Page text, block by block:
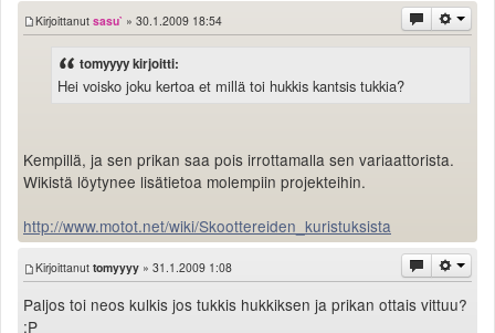
Kirjoittanut sasu` » 30.1.2009 18:54
tomyyyy kirjoitti:
Hei voisko joku kertoa et millä toi hukkis kantsis tukkia?
Kempillä, ja sen prikan saa pois irrottamalla sen variaattorista.
Wikistä löytynee lisätietoa molempiin projekteihin.
http://www.motot.net/wiki/Skoottereiden_kuristuksista
Kirjoittanut tomyyyy » 31.1.2009 1:08
Paljos toi neos kulkis jos tukkis hukkiksen ja prikan ottais vittuu?
;P